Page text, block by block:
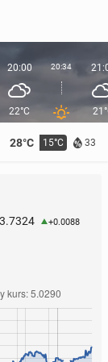
28°C 15°C 33
20:00
22°C
20:34
+0.0088